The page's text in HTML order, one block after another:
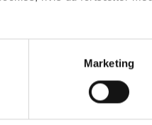
Marketing
+45 72 34 20 81